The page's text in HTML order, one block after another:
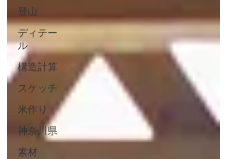
登山
ディテー
ル
構造計算
スケッチ
米作り
神奈川県
素材